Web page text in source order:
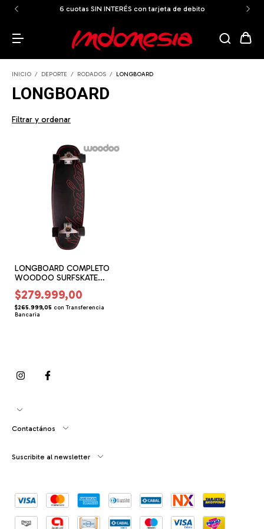
6 cuotas SIN INTERÉS con tarjeta de debito
INICIO / DEPORTE / RODADOS / LONGBOARD
LONGBOARD
Filtrar y ordenar
LONGBOARD COMPLETO
WOODOO SURFSKATE
WOODOO EVO 2
(WO058702)
$279.999,00
$265.999,05 con Transferencia
Bancaria
Contactános
Suscribite al newsletter